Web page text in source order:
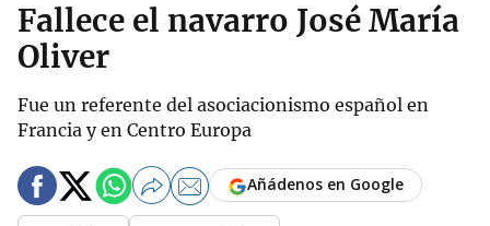
Fallece el navarro José María
Oliver
Fue un referente del asociacionismo español en
Francia y en Centro Europa
Añádenos en Google